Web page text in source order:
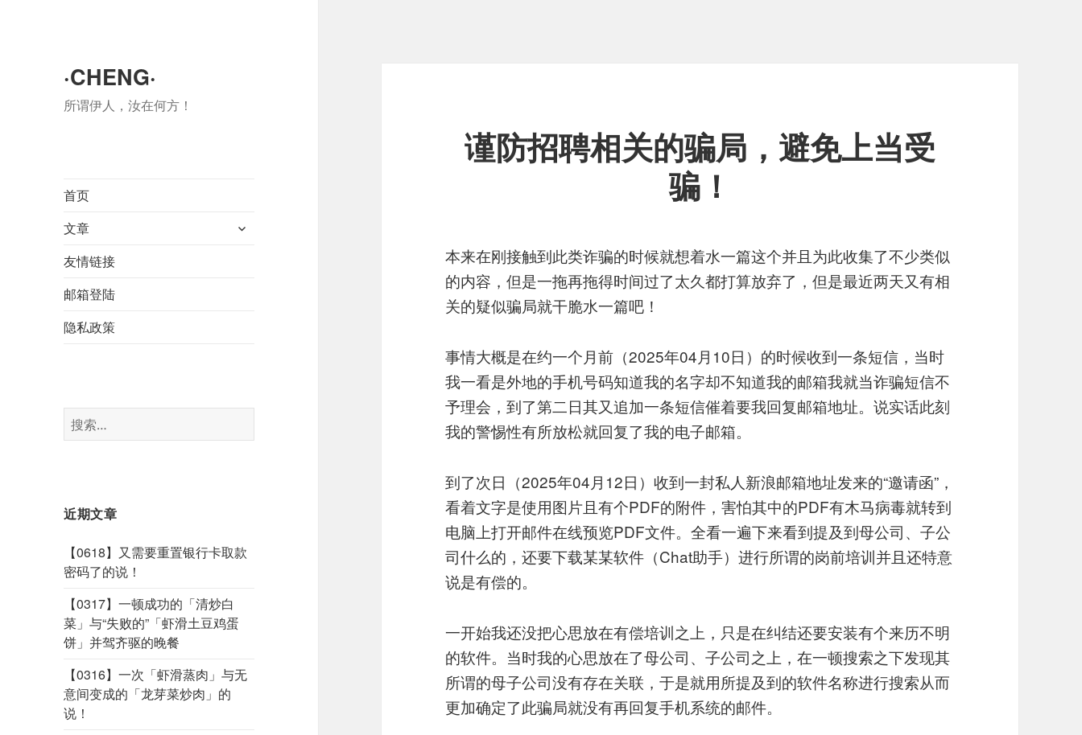
·CHENG·
所谓伊人，汝在何方！
首页
文章
展
友情链接
邮箱登陆
隐私政策
搜
索：
近期文章
【0618】又需要重置银行卡取款
密码了的说！
【0317】一顿成功的「清炒白
菜」与“失败的”「虾滑土豆鸡蛋
饼」并驾齐驱的晚餐
【0316】一次「虾滑蒸肉」与无
意间变成的「龙芽菜炒肉」的
说！
谨防招聘相关的骗局，避免上当受
骗！
本来在刚接触到此类诈骗的时候就想着水一篇这个并且为此收集了不少类似
的内容，但是一拖再拖得时间过了太久都打算放弃了，但是最近两天又有相
关的疑似骗局就干脆水一篇吧！
事情大概是在约一个月前（2025年04月10日）的时候收到一条短信，当时
我一看是外地的手机号码知道我的名字却不知道我的邮箱我就当诈骗短信不
予理会，到了第二日其又追加一条短信催着要我回复邮箱地址。说实话此刻
我的警惕性有所放松就回复了我的电子邮箱。
到了次日（2025年04月12日）收到一封私人新浪邮箱地址发来的“邀请函”，
看着文字是使用图片且有个PDF的附件，害怕其中的PDF有木马病毒就转到
电脑上打开邮件在线预览PDF文件。全看一遍下来看到提及到母公司、子公
司什么的，还要下载某某软件（Chat助手）进行所谓的岗前培训并且还特意
说是有偿的。
一开始我还没把心思放在有偿培训之上，只是在纠结还要安装有个来历不明
的软件。当时我的心思放在了母公司、子公司之上，在一顿搜索之下发现其
所谓的母子公司没有存在关联，于是就用所提及到的软件名称进行搜索从而
更加确定了此骗局就没有再回复手机系统的邮件。